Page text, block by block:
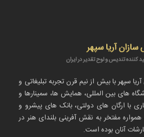
سپهر با بیش از نیم قرن تجربه تبلیغاتی و
های بین المللی، همایش ها، سمینارها و
با ارگان های دولتی، بانک های پیشرو و
مفتخر به نقش آفرینی بلندای هنر در
آنان بوده است.